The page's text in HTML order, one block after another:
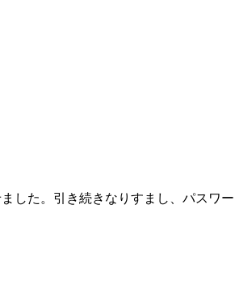
した。引き続きなりすまし、パスワ